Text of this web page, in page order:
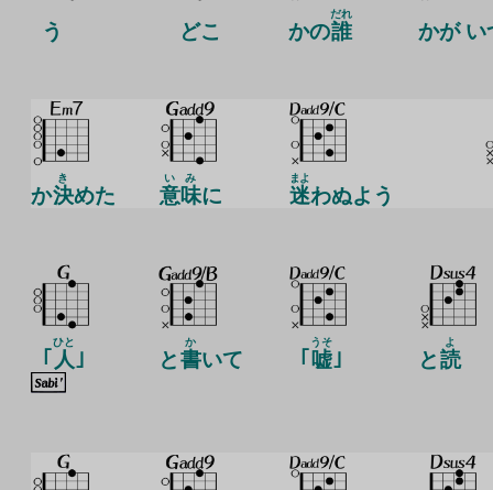
う どこ かの誰
だれ
かが い
か決
き
めた 意
い
味
み
に 迷
まよ
わぬよう
｢ 人
ひと
｣ と書
か
いて ｢ 嘘
うそ
｣ と読
よ